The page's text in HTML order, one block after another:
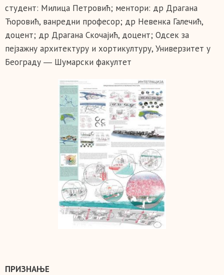
студент: Милица Петровић; ментори: др Драгана
Ћоровић, ванредни професор; др Невенка Галечић,
доцент; др Драгана Скочајић, доцент; Одсек за
пејзажну архитектуру и хортикултуру, Универзитет у
Београду ― Шумарски факултет
ПРИЗНАЊЕ